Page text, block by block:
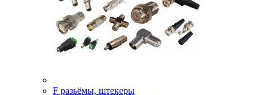
F разьёмы, штекеры